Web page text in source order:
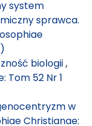
system
sprawca.
biologii,
Tom 52 Nr 1
w
Christianae: